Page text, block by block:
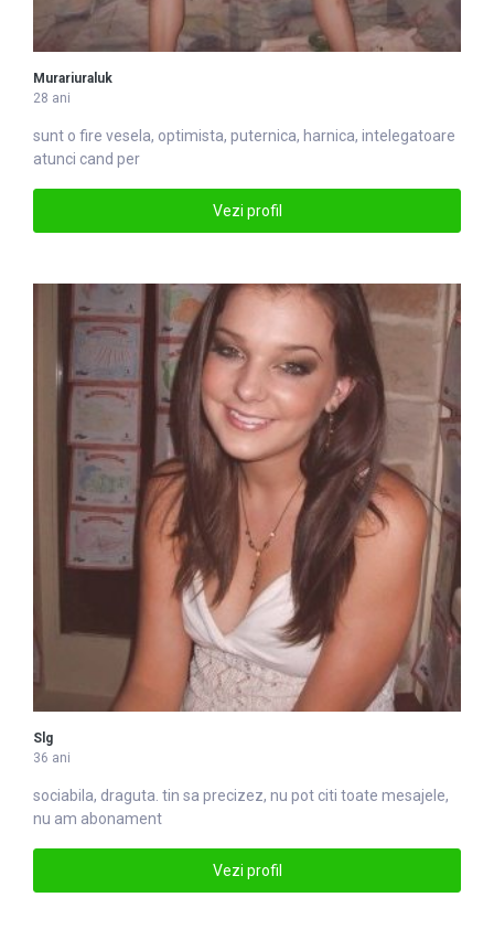
Murariuraluk
28 ani
sunt o fire vesela, optimista, puternica, harnica, intelegatoare
atunci cand per
Vezi profil
Slg
36 ani
sociabila, draguta. tin sa precizez, nu pot citi toate mesajele,
nu am abonament
Vezi profil